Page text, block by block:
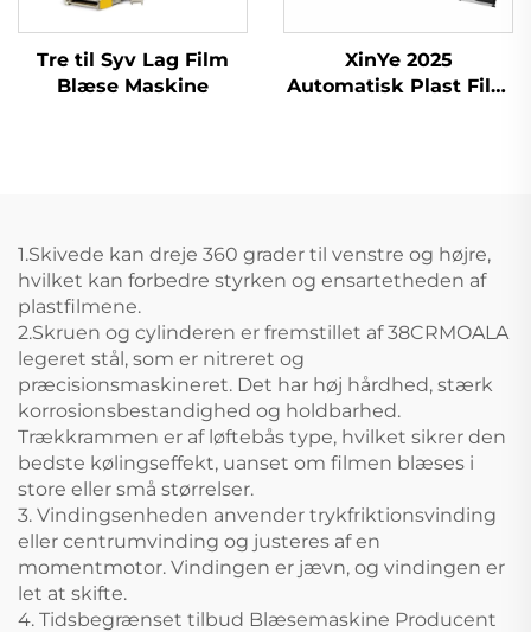
Tre til Syv Lag Film
Blæse Maskine
XinYe 2025
Automatisk Plast Film
1.Skivede kan dreje 360 grader til venstre og højre,
hvilket kan forbedre styrken og ensartetheden af
plastfilmene.
2.Skruen og cylinderen er fremstillet af 38CRMOALA
legeret stål, som er nitreret og
præcisionsmaskineret. Det har høj hårdhed, stærk
korrosionsbestandighed og holdbarhed.
Trækkrammen er af løftebås type, hvilket sikrer den
bedste kølingseffekt, uanset om filmen blæses i
store eller små størrelser.
3. Vindingsenheden anvender trykfriktionsvinding
eller centrumvinding og justeres af en
momentmotor. Vindingen er jævn, og vindingen er
let at skifte.
4. Tidsbegrænset tilbud Blæsemaskine Producent